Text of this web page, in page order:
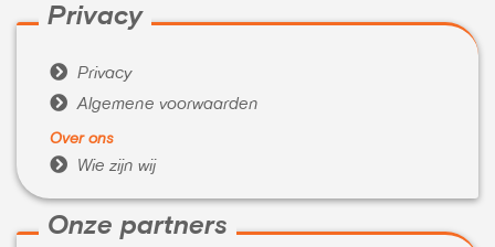
Privacy
 Privacy
 Algemene voorwaarden
Over ons
 Wie zijn wij
Onze partners